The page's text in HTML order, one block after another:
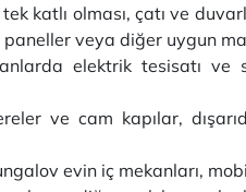
katlı olması, çatı ve
veya diğer uygun
elektrik tesisatı ve
ve cam kapılar,
evin iç mekanları,